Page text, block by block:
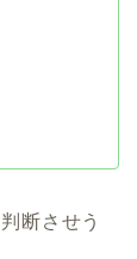
断させう